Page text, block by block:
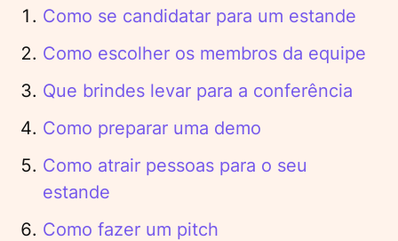
Como se candidatar para um estande
Como escolher os membros da equipe
Que brindes levar para a conferência
Como preparar uma demo
Como atrair pessoas para o seu
estande
Como fazer um pitch